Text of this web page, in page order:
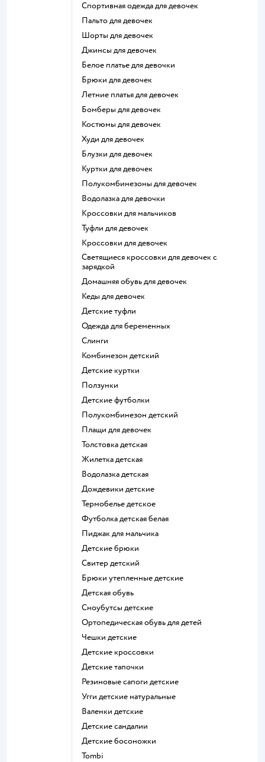
Спортивная одежда для девочек
Пальто для девочек
Шорты для девочек
Джинсы для девочек
Белое платье для девочки
Брюки для девочек
Летние платья для девочек
Бомберы для девочек
Костюмы для девочек
Худи для девочек
Блузки для девочек
Куртки для девочек
Полукомбинезоны для девочек
Водолазка для девочки
Кроссовки для мальчиков
Туфли для девочек
Кроссовки для девочек
Светящиеся кроссовки для девочек с
зарядкой
Домашняя обувь для девочек
Кеды для девочек
Детские туфли
Одежда для беременных
Слинги
Комбинезон детский
Детские куртки
Ползунки
Детские футболки
Полукомбинезон детский
Плащи для девочек
Толстовка детская
Жилетка детская
Водолазка детская
Дождевики детские
Термобелье детское
Футболка детская белая
Пиджак для мальчика
Детские брюки
Свитер детский
Брюки утепленные детские
Детская обувь
Сноубутсы детские
Ортопедическая обувь для детей
Чешки детские
Детские кроссовки
Детские тапочки
Резиновые сапоги детские
Угги детские натуральные
Валенки детские
Детские сандалии
Детские босоножки
Tombi